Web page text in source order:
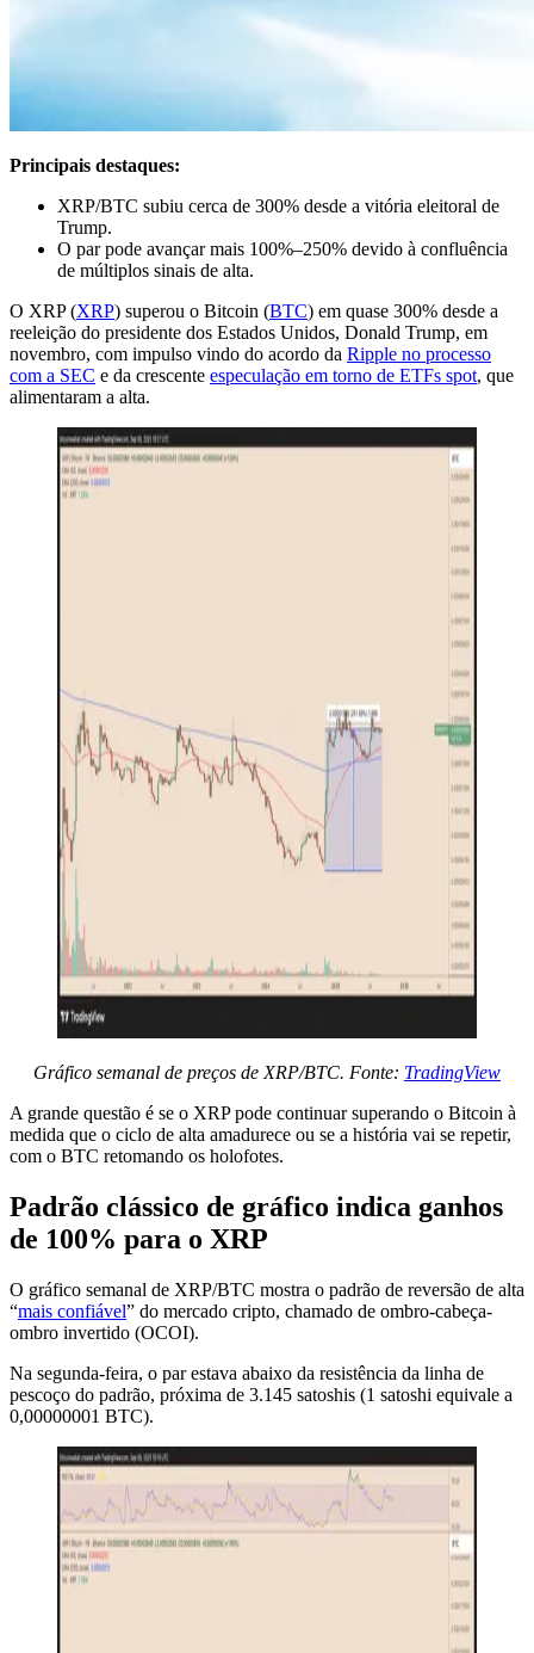
Principais destaques:
XRP/BTC subiu cerca de 300% desde a vitória eleitoral de
Trump.
O par pode avançar mais 100%–250% devido à confluência
de múltiplos sinais de alta.
O XRP (XRP) superou o Bitcoin (BTC) em quase 300% desde a
reeleição do presidente dos Estados Unidos, Donald Trump, em
novembro, com impulso vindo do acordo da Ripple no processo
com a SEC e da crescente especulação em torno de ETFs spot, que
alimentaram a alta.
Gráfico semanal de preços de XRP/BTC. Fonte: TradingView
A grande questão é se o XRP pode continuar superando o Bitcoin à
medida que o ciclo de alta amadurece ou se a história vai se repetir,
com o BTC retomando os holofotes.
Padrão clássico de gráfico indica ganhos
de 100% para o XRP
O gráfico semanal de XRP/BTC mostra o padrão de reversão de alta
“mais confiável” do mercado cripto, chamado de ombro-cabeça-
ombro invertido (OCOI).
Na segunda-feira, o par estava abaixo da resistência da linha de
pescoço do padrão, próxima de 3.145 satoshis (1 satoshi equivale a
0,00000001 BTC).